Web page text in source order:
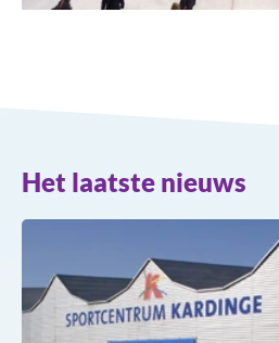
Het laatste nieuws